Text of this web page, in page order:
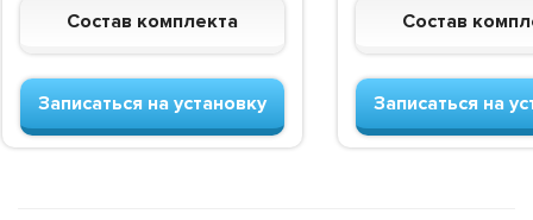
Состав комплекта
Записаться на установку
Состав
Записаться на